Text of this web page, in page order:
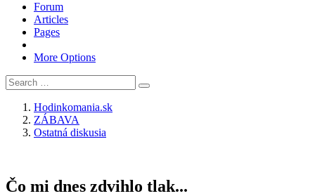
Forum
Articles
Pages
More Options
Hodinkomania.sk
ZÁBAVA
Ostatná diskusia
Čo mi dnes zdvihlo tlak...